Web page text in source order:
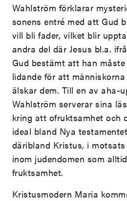
Wahlström förklarar
sonens entré med att Gud
vill bli fader, vilket blir
andra del där Jesus bl.a.
Gud bestämt att han
lidande för att
älskar dem. Till en av aha-
Wahlström serverar sina
kring att ofruktsamhet och
ideal bland Nya
däribland Kristus, i
inom judendomen som
fruktsamhet.
Kristusmodern Maria